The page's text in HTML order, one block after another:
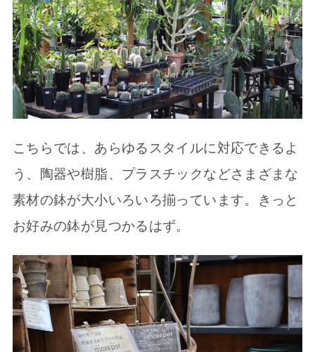
こちらでは、あらゆるスタイルに対応できるよ
う、陶器や樹脂、プラスチックなどさまざまな
素材の鉢が大小いろいろ揃っています。きっと
お好みの鉢が見つかるはず。